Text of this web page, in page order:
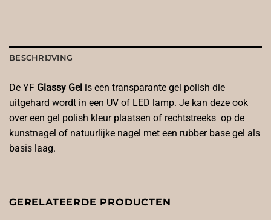
BESCHRIJVING
De YF Glassy Gel is een transparante gel polish die
uitgehard wordt in een UV of LED lamp. Je kan deze ook
over een gel polish kleur plaatsen of rechtstreeks op de
kunstnagel of natuurlijke nagel met een rubber base gel als
basis laag.
GERELATEERDE PRODUCTEN